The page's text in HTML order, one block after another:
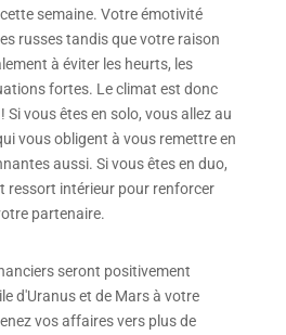
semaine. Votre émotivité
russes tandis que votre raison
à éviter les heurts, les
fortes. Le climat est donc
vous êtes en solo, vous allez au
vous obligent à vous remettre en
aussi. Si vous êtes en duo,
ressort intérieur pour renforcer
partenaire.
seront positivement
d'Uranus et de Mars à votre
vos affaires vers plus de